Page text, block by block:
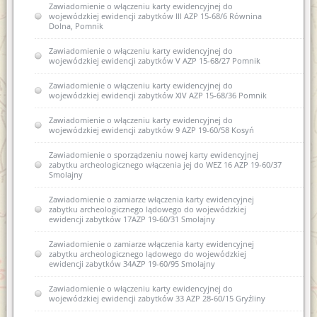
Zawiadomienie o włączeniu karty ewidencyjnej do
wojewódzkiej ewidencji zabytków III AZP 15-68/6 Równina
Dolna, Pomnik
Zawiadomienie o włączeniu karty ewidencyjnej do
wojewódzkiej ewidencji zabytków V AZP 15-68/27 Pomnik
Zawiadomienie o włączeniu karty ewidencyjnej do
wojewódzkiej ewidencji zabytków XIV AZP 15-68/36 Pomnik
Zawiadomienie o włączeniu karty ewidencyjnej do
wojewódzkiej ewidencji zabytków 9 AZP 19-60/58 Kosyń
Zawiadomienie o sporządzeniu nowej karty ewidencyjnej
zabytku archeologicznego włączenia jej do WEZ 16 AZP 19-60/37
Smolajny
Zawiadomienie o zamiarze włączenia karty ewidencyjnej
zabytku archeologicznego lądowego do wojewódzkiej
ewidencji zabytków 17AZP 19-60/31 Smolajny
Zawiadomienie o zamiarze włączenia karty ewidencyjnej
zabytku archeologicznego lądowego do wojewódzkiej
ewidencji zabytków 34AZP 19-60/95 Smolajny
Zawiadomienie o włączeniu karty ewidencyjnej do
wojewódzkiej ewidencji zabytków 33 AZP 28-60/15 Gryźliny